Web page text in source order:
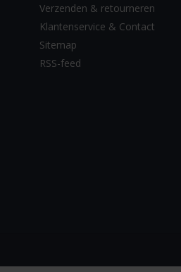
Verzenden & retourneren
Klantenservice & Contact
Sitemap
RSS-feed